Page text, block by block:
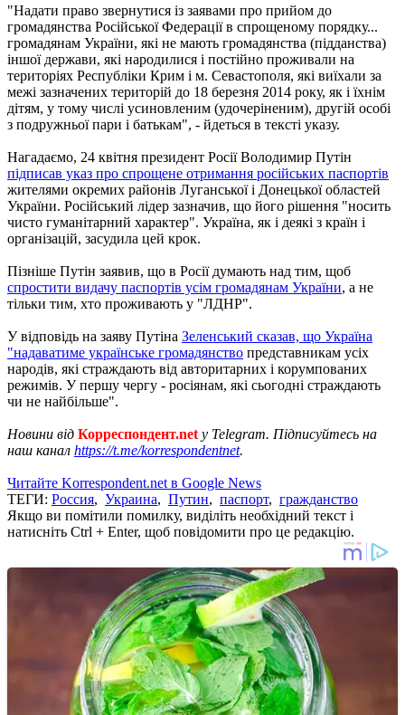
"Надати право звернутися із заявами про прийом до
громадянства Російської Федерації в спрощеному порядку...
громадянам України, які не мають громадянства (підданства)
іншої держави, які народилися і постійно проживали на
територіях Республіки Крим і м. Севастополя, які виїхали за
межі зазначених територій до 18 березня 2014 року, як і їхнім
дітям, у тому числі усиновленим (удочеріненим), другій особі
з подружньої пари і батькам", - йдеться в тексті указу.
Нагадаємо, 24 квітня президент Росії Володимир Путін
підписав указ про спрощене отримання російських паспортів
жителями окремих районів Луганської і Донецької областей
України. Російський лідер зазначив, що його рішення "носить
чисто гуманітарний характер". Україна, як і деякі з країн і
організацій, засудила цей крок.
Пізніше Путін заявив, що в Росії думають над тим, щоб
спростити видачу паспортів усім громадянам України, а не
тільки тим, хто проживають у "ЛДНР".
У відповідь на заяву Путіна Зеленський сказав, що Україна
"надаватиме українське громадянство представникам усіх
народів, які страждають від авторитарних і корумпованих
режимів. У першу чергу - росіянам, які сьогодні страждають
чи не найбільше".
Новини від Корреспондент.net у Telegram. Підписуйтесь на
наш канал https://t.me/korrespondentnet.
Читайте Korrespondent.net в Google News
ТЕГИ: Россия, Украина, Путин, паспорт, гражданство
Якщо ви помітили помилку, виділіть необхідний текст і
натисніть Ctrl + Enter, щоб повідомити про це редакцію.